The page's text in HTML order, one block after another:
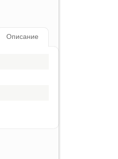
Описание